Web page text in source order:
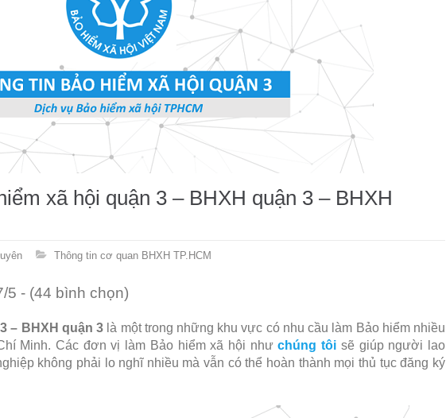
xã hội quận 3 – BHXH quận 3 – BHXH
Thông tin cơ quan BHXH TP.HCM
5 - (44 bình chọn)
– BHXH quận 3 là một trong những khu vực có nhu cầu làm Bảo hiểm nhiều
Minh. Các đơn vị làm Bảo hiểm xã hội nhưchúng tôi sẽ giúp người lao
không phải lo nghĩ nhiều mà vẫn có thể hoàn thành mọi thủ tục đăng ký